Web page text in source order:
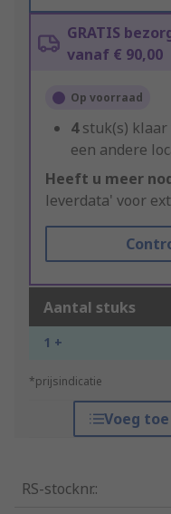
GRATIS
vanaf € 90,00
Op voorraad
4stuk(s)
een andere
Heeft u meer
leverdata' voor
Aantal stuks
1 +
*prijsindicatie
Voeg
RS-stocknr.: